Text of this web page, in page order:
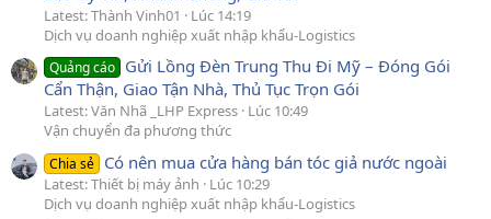
Latest: Thành Vinh01
Lúc 14:19
Dịch vụ doanh nghiệp xuất nhập khẩu-Logistics
Quảng cáo Gửi Lồng Đèn Trung Thu Đi Mỹ – Đóng Gói
Cẩn Thận, Giao Tận Nhà, Thủ Tục Trọn Gói
Latest: Văn Nhã _LHP Express Lúc 10:49
Vận chuyển đa phương thức
Chia sẻ Có nên mua cửa hàng bán tóc giả nước ngoài
Latest: Thiết bị máy ảnh
Lúc 10:29
Dịch vụ doanh nghiệp xuất nhập khẩu-Logistics